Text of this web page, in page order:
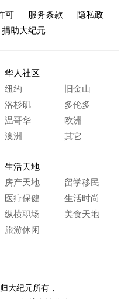
可 服务条款
隐私政
捐助大纪元
华人社区
纽约
旧金山
洛杉矶
多伦多
温哥华
欧洲
澳洲
其它
生活天地
房产天地
留学移民
医疗保健
生活时尚
纵横职场
美食天地
旅游休闲
大纪元所有，